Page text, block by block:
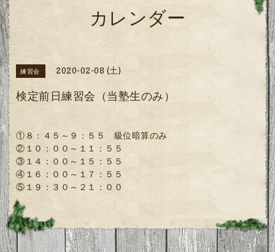
カレンダー
練習会 2020-02-08 (土)
検定前日練習会（当塾生のみ）
①８：４５～９：５５ 級位暗算のみ
②１０：００～１１：５５
③１４：００～１５：５５
④１６：００～１７：５５
⑤１９：３０～２１：００